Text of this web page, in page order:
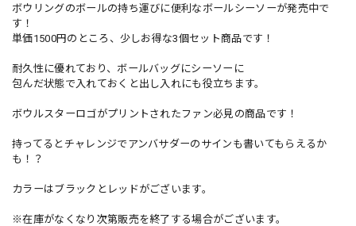
ボウリングのボールの持ち運びに便利なボールシーソーが発売中で
す！
単価1500円のところ、少しお得な3個セット商品です！
耐久性に優れており、ボールバッグにシーソーに
包んだ状態で入れておくと出し入れにも役立ちます。
ボウルスターロゴがプリントされたファン必見の商品です！
持ってるとチャレンジでアンバサダーのサインも書いてもらえるか
も！？
カラーはブラックとレッドがございます。
※在庫がなくなり次第販売を終了する場合がございます。